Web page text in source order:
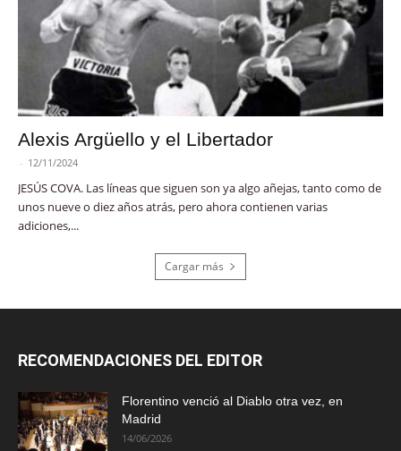
Alexis Argüello y el Libertador
- 12/11/2024
JESÚS COVA. Las líneas que siguen son ya algo añejas, tanto como de
unos nueve o diez años atrás, pero ahora contienen varias
adiciones,...
Cargar más
RECOMENDACIONES DEL EDITOR
Florentino venció al Diablo otra vez, en
Madrid
14/06/2026